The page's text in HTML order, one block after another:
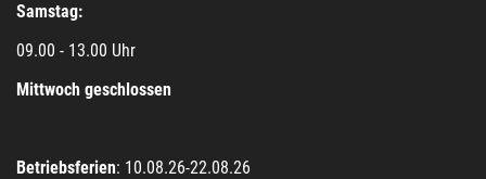
Samstag:
09.00 - 13.00 Uhr
Mittwoch geschlossen
Betriebsferien: 10.08.26-22.08.26